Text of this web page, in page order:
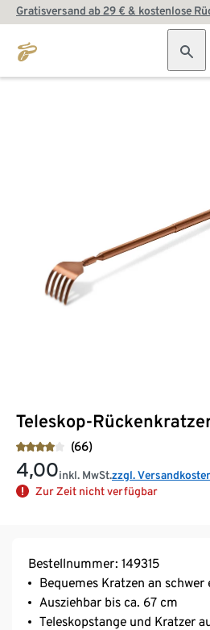
Gratisversand ab 29 € & kostenlose
Teleskop-
(66)
4,00inkl. MwSt.zzgl.
Zur Zeit nicht verfügbar
Bestellnummer: 149315
Bequemes Kratzen an
Ausziehbar bis ca. 67 cm
Teleskopstange und Kratzer